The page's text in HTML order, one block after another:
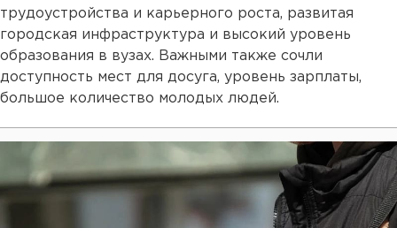
трудоустройства и карьерного роста, развитая
городская инфраструктура и высокий уровень
образования в вузах. Важными также сочли
доступность мест для досуга, уровень зарплаты,
большое количество молодых людей.